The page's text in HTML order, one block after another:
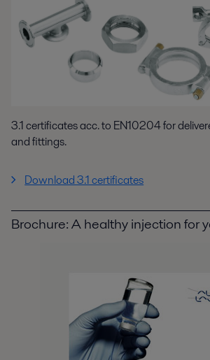
3.1 certificates acc. to EN10204 for
and fittings.
Download 3.1 certificates
Brochure: A healthy injection for